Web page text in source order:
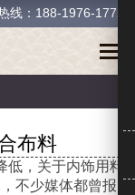
线：188-1976-1772
布料
，关于内饰用料
不少媒体都曾报